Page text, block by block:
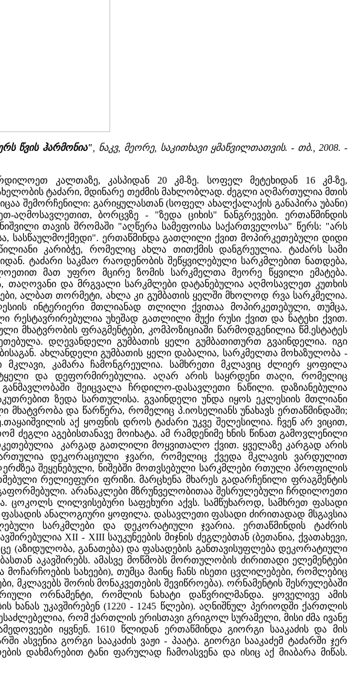
წვის ჰარმონია" , ნაკვ, მეორე, საკითხავი ყმაწვილთათვის. - თბ., 2008. -
კალთაზე, კასპიდან 20 კმ-ზე. სოფელ მეტეხიდან 16 კმ-ზე,
ტაძარი, მდინარე თეძმის მახლობლად. ძეგლი აღმართულია მთის
შემორჩენილი: გარიყულასთან (სოფელ ახალქალაქის განაპირა უბანი)
აღმოსავლეთით, ბორცვზე - "ზედა ციხის" ნანგრევები. ერთაწმინდის
თავის შრომაში "აღწერა სამეფოისა საქართველოსა" წერს: "არს
სასწაულმოქმედი". ერთაწმინდა გათლილი ქვით მოპირკეთებული დიდი
კარიბჭე, რომელიც ახლა თითქმის დანგრეულია. ტაძარს სამი
ტაძარი საკმაო რაოდენობის შეწყვილებული სარკმლებით ნათდება,
მათ უფრო მცირე ზომის სარკმელთა მეორე წყვილი ემატება.
და მრგვალი სარკმლები დატანებულია აღმოსავლეთ კუთხის
ალბათ თორმეტი, ახლა კი გუმბათის ყელში მხოლოდ რვა სარკმელია.
ინტერიერი მთლიანად თლილი ქვითაა მოპირკეთებული, თუმცა,
რესტავრირებულია უხეშად გათლილი მუქი რუსი ქვით და ნატეხი ქვით.
ფრაგმენტები, კომპოზიციაში წარმოდგენილია წმ.ესტატეს
დღევანდელი გუმბათის ყელი გუმბათითურთ გვაინდელია. იგი
ახლანდელი გუმბათის ყელი დაბალია, სარკმელთა მოხაზულობა -
კამარა ჩამონგრეულია. სამხრეთი მკლავიც ძლიერ ყოფილა
და დეფორმირებულია. აღარ არის საყრდენი თაღი, რომელიც
შეიცვალა ჩრდილო-დასავლეთი ნაწილი. დაზიანებულია
ზედა სართულისა. გვაინდელი უნდა იყოს ეკლესიის მთლიანი
და წარწერა, რომელიც პ.იოსელიანს უნახავს ერთაწმინდაში;
აქ ყოფნის დროს ტაძარი უკვე შელესილია. ჩვენ არ ვიცით,
აგებისთანავე მოიხატა. ამ რამდენიმე ხნის წინათ გამოვლენილი
კარგად გათლილი მოყვითალო ქვით. ყველაზე კარგად არის
დეკორაციული ჯვარი, რომელიც ქვედა მკლავის ვარდულით
შეყენებული, ნიშებში მოთვსებული სარკმლები რთული პროფილის
რელიეფური ფრიზი. მარცხენა მხარეს გადარჩენილი ფრაგმენტის
არანაკლები მზრუნველობითაა შესრულებული ჩრდილოეთი
ლილვისებური საფეხური აქვს. სამწუხაროდ, სამხრეთ ფასადი
ანალოგიური ყოფილა. დასავლეთი ფასადი ძირითადად მსგავსია
სარკმლები და დეკორატიული ჯვარია. ერთაწმინდის ტაძრის
XII - XIII საუკუნეების მიჯნის ძეგლებთან (ბეთანია, ქვათახევი,
(აზიდულობა, განათება) და ფასადების განთავისუფლება დეკორატიული
აკავშირებს. ამასვე მოწმობს მორთულობის ძირითადი ელემენტები
სახეები), თუმცა მაინც ჩანს ისეთი ცვლილებები, რომლებიც
მკლავებს შორის მონაკვეთების შევიწროება). ორნამენტის შესრულებაში
ორნამენტი, რომლის ნახატი დაწვრილმანდა. ყოველივე ამის
ხანას უკავშირებენ (1220 - 1245 წლები). აღნიშნულ პერიოდში ქართლის
რომ ქართლის ერისთავი გრიგოლ სურამელი, მისი ძმა ივანე
იყვნენ. 1610 წლიდან ერთაწმინდა გიორგი სააკაძის და მის
გორგი სააკაძის ვაჟი - პაატა. გიორგი სააკაძემ ტაძარში ჯერ
დახმარებით ტანი ფარულად ჩამოასვენა და ისიც აქ მიაბარა მიწას.